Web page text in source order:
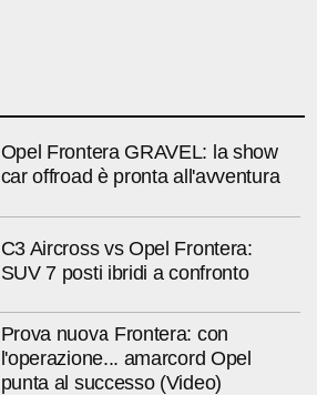
Opel Frontera GRAVEL: la show
car offroad è pronta all'avventura
C3 Aircross vs Opel Frontera:
SUV 7 posti ibridi a confronto
Prova nuova Frontera: con
l'operazione... amarcord Opel
punta al successo (Video)